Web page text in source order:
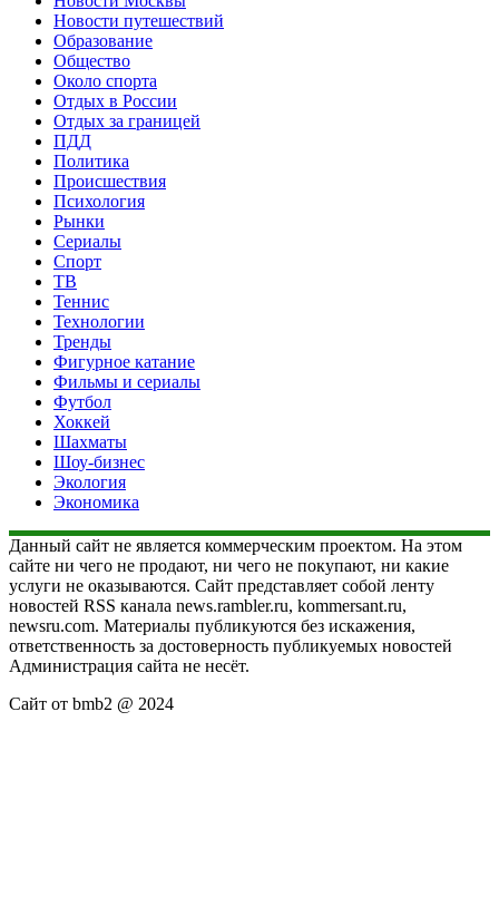
Новости путешествий
Образование
Общество
Около спорта
Отдых в России
Отдых за границей
ПДД
Политика
Происшествия
Психология
Рынки
Сериалы
Спорт
ТВ
Теннис
Технологии
Тренды
Фигурное катание
Фильмы и сериалы
Футбол
Хоккей
Шахматы
Шоу-бизнес
Экология
Экономика
Данный сайт не является коммерческим проектом. На этом
сайте ни чего не продают, ни чего не покупают, ни какие
услуги не оказываются. Сайт представляет собой ленту
новостей RSS канала news.rambler.ru, kommersant.ru,
newsru.com. Материалы публикуются без искажения,
ответственность за достоверность публикуемых новостей
Администрация сайта не несёт.
Сайт от bmb2 @ 2024